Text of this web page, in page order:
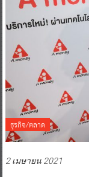
ธุรกิจ/ตลาด
2 เมษายน 2021